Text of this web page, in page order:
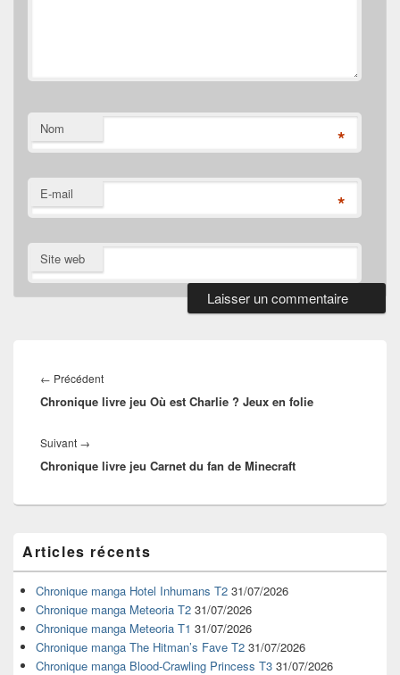
Nom *
E-mail *
Site web
de
l’article
← PrécédentArticle
précédent :
Chronique livre jeu Où est Charlie ? Jeux en folie
Suivant →
suivant :
Chronique livre jeu Carnet du fan de Minecraft
principale
de
widget
pour
barre
latérale
Articles récents
Chronique manga Hotel Inhumans T2 31/07/2026
Chronique manga Meteoria T2 31/07/2026
Chronique manga Meteoria T1 31/07/2026
Chronique manga The Hitman’s Fave T2 31/07/2026
Chronique manga Blood-Crawling Princess T3 31/07/2026